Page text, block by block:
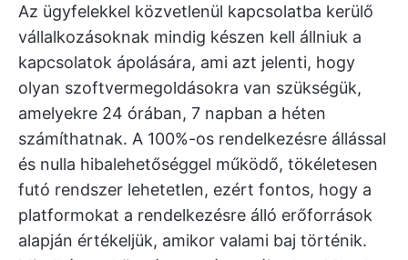
Az ügyfelekkel közvetlenül kapcsolatba kerülő
vállalkozásoknak mindig készen kell állniuk a
kapcsolatok ápolására, ami azt jelenti, hogy
olyan szoftvermegoldásokra van szükségük,
amelyekre 24 órában, 7 napban a héten
számíthatnak. A 100%-os rendelkezésre állással
és nulla hibalehetőséggel működő, tökéletesen
futó rendszer lehetetlen, ezért fontos, hogy a
platformokat a rendelkezésre álló erőforrások
alapján értékeljük, amikor valami baj történik.